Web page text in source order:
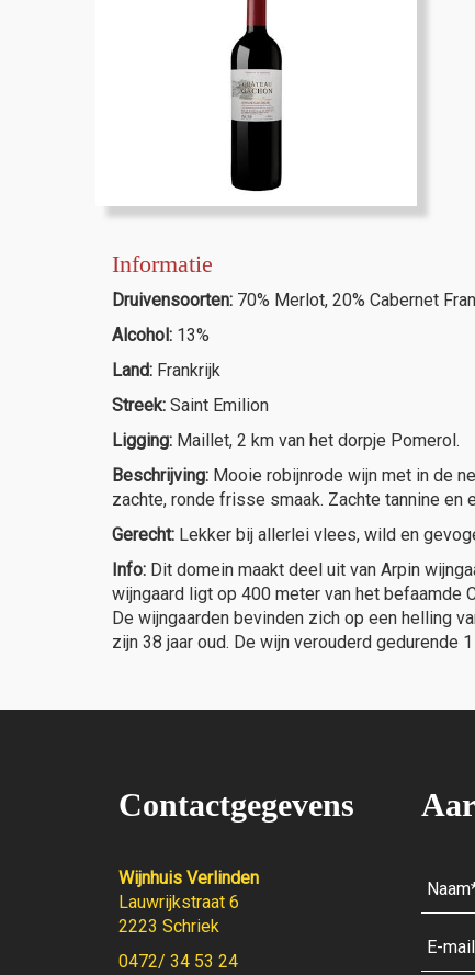
Informatie
Druivensoorten: 70% Merlot, 20% Cabernet
Alcohol: 13%
Land: Frankrijk
Streek: Saint Emilion
Ligging: Maillet, 2 km van het dorpje Pomerol.
Beschrijving: Mooie robijnrode wijn met in de
zachte, ronde frisse smaak. Zachte tannine en
Gerecht: Lekker bij allerlei vlees, wild en
Info: Dit domein maakt deel uit van Arpin
wijngaard ligt op 400 meter van het befaamde
De wijngaarden bevinden zich op een helling
zijn 38 jaar oud. De wijn verouderd gedurende
Contactgegevens
Wijnhuis Verlinden
Lauwrijkstraat 6
2223 Schriek
0472/ 34 53 24